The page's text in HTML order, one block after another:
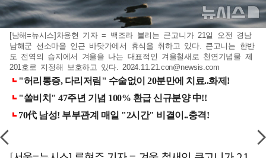
[남해=뉴시스]차용현 기자 = 백조라 불리는 큰고니가 21일 오전 경남
남해군 선소마을 인근 바닷가에서 휴식을 취하고 있다. 큰고니는 한반
도 전역의 습지에서 겨울을 나는 대표적인 겨울철새로 천연기념물 제
201호로 지정해 보호하고 있다.2024.11.21.con@newsis.com